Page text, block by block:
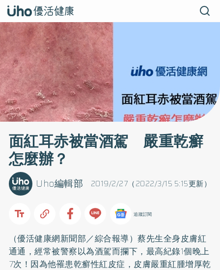
面紅耳赤被當酒駕 嚴重乾癬
怎麼辦？
2019/2/27（2022/3/15 5:15更新）
Uho編輯部
追蹤訂閱
（優活健康網新聞部／綜合報導）蔡先生全身皮膚紅
通通，經常被警察以為酒駕而攔下，最高紀錄1個晚上
7次！因為他罹患乾癬性紅皮症，皮膚嚴重紅腫增厚乾